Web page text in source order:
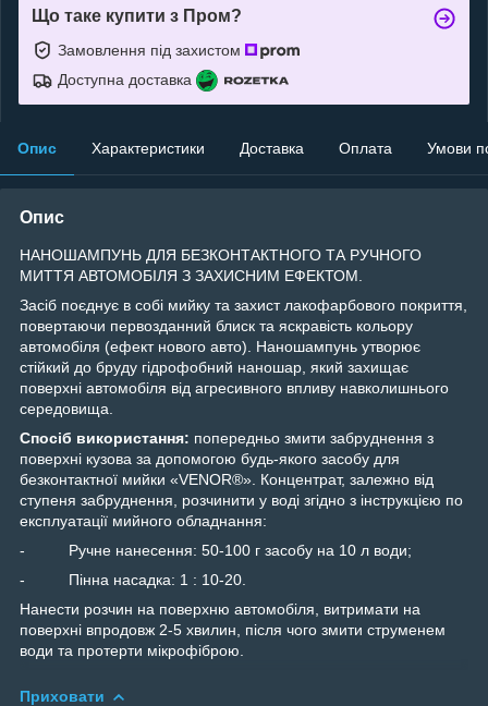
Що таке купити з Пром?
Замовлення під захистом
Доступна доставка
Опис Характеристики Доставка Оплата Умови
Опис
НАНОШАМПУНЬ ДЛЯ БЕЗКОНТАКТНОГО ТА РУЧНОГО
МИТТЯ АВТОМОБІЛЯ З ЗАХИСНИМ ЕФЕКТОМ.
Засіб поєднує в собі мийку та захист лакофарбового покриття,
повертаючи первозданний блиск та яскравість кольору
автомобіля (ефект нового авто). Наношампунь утворює
стійкий до бруду гідрофобний наношар, який захищає
поверхні автомобіля від агресивного впливу навколишнього
середовища.
Спосіб використання: попередньо змити забруднення з
поверхні кузова за допомогою будь-якого засобу для
безконтактної мийки «VENOR®». Концентрат, залежно від
ступеня забруднення, розчинити у воді згідно з інструкцією по
експлуатації мийного обладнання:
- Ручне нанесення: 50-100 г засобу на 10 л води;
- Пінна насадка: 1 : 10-20.
Нанести розчин на поверхню автомобіля, витримати на
поверхні впродовж 2-5 хвилин, після чого змити струменем
води та протерти мікрофіброю.
Приховати